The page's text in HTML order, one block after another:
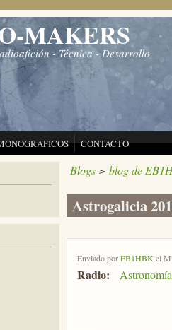
MAKERS
- Técnica - Desarrollo
CONTACTO
Blogs> blog de
Astrogalicia
Enviado porEB1HBK el
Radio: Astronomía